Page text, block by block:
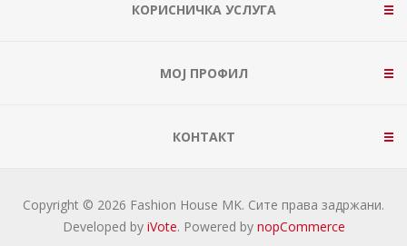
КОРИСНИЧКА УСЛУГА
МОЈ ПРОФИЛ
КОНТАКТ
Copyright © 2026 Fashion House MK. Сите права задржани.
Developed by iVote. Powered by nopCommerce